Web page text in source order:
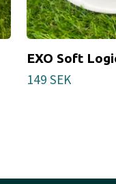
EXO Soft
149 SEK